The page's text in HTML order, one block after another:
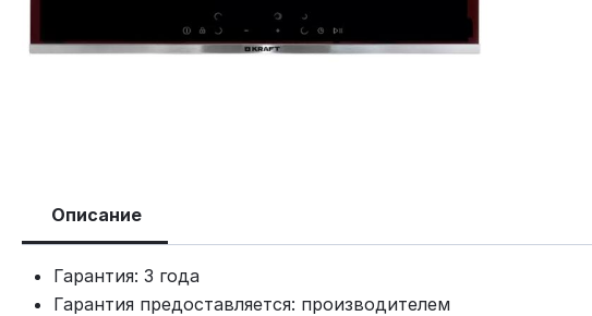
Описание
Гарантия: 3 года
Гарантия предоставляется: производителем